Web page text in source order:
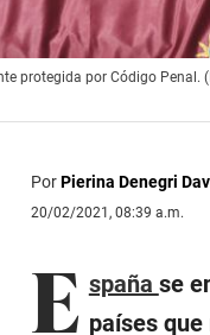
protegida por Código Penal.
PorPierina Denegri
20/02/2021, 08:39 a.m.
E spaña se
países